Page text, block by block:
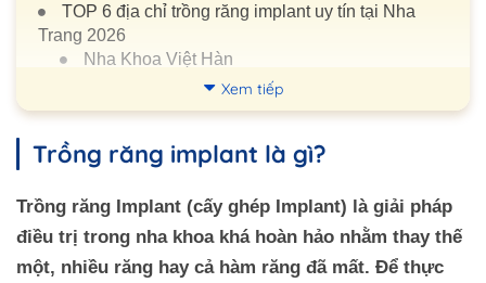
TOP 6 địa chỉ trồng răng implant uy tín tại Nha
Trang 2026
Nha Khoa Việt Hàn
Nha Khoa Santé
Nha Khoa Dr Tooth
Nha Khoa Thẩm Mỹ Sài Gòn
Nha Khoa Thanh Tâm
Trồng răng implant có đau không?
Xem tiếp
Trồng răng implant là gì?
Trồng răng Implant (cấy ghép Implant) là giải pháp
điều trị trong nha khoa khá hoàn hảo nhằm thay thế
một, nhiều răng hay cả hàm răng đã mất. Để thực